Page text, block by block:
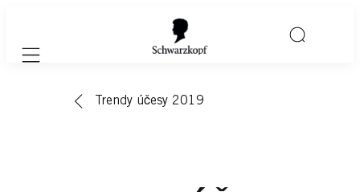
Mobile navigation
Trendy účesy 2019